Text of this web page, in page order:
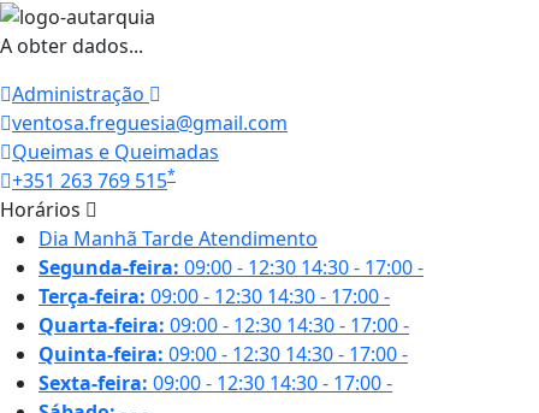
A obter dados...
Administração
ventosa.freguesia@gmail.com
Queimas e Queimadas
+351 263 769 515*
Horários
Dia Manhã TardeAtendimento
Segunda-feira: 09:00 - 12:30 14:30 - 17:00-
Terça-feira: 09:00 - 12:30 14:30 - 17:00-
Quarta-feira: 09:00 - 12:30 14:30 - 17:00-
Quinta-feira: 09:00 - 12:30 14:30 - 17:00-
Sexta-feira: 09:00 - 12:30 14:30 - 17:00-